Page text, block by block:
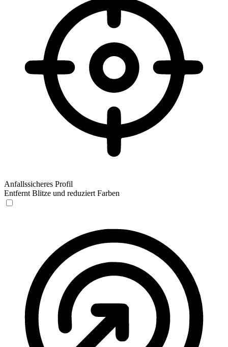
Anfallssicheres Profil
Entfernt Blitze und reduziert Farben